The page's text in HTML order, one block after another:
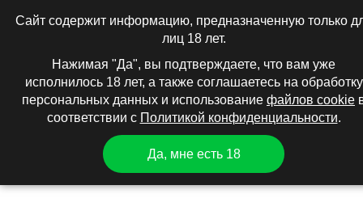
Сайт содержит информацию, предназначенную только
лиц 18 лет.
Нажимая "Да", вы подтверждаете, что вам уже
исполнилось 18 лет, а также соглашаетесь на обработку
персональных данных и использование файлов cookie
соответствии с Политикой конфиденциальности.
Да, мне есть 18